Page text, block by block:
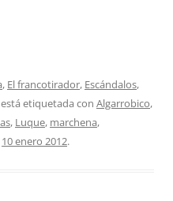
, El francotirador, Escándalos,
etiquetada con Algarrobico,
, Luque, marchena,
10 enero 2012.